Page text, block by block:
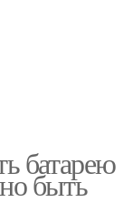
батарею
быть